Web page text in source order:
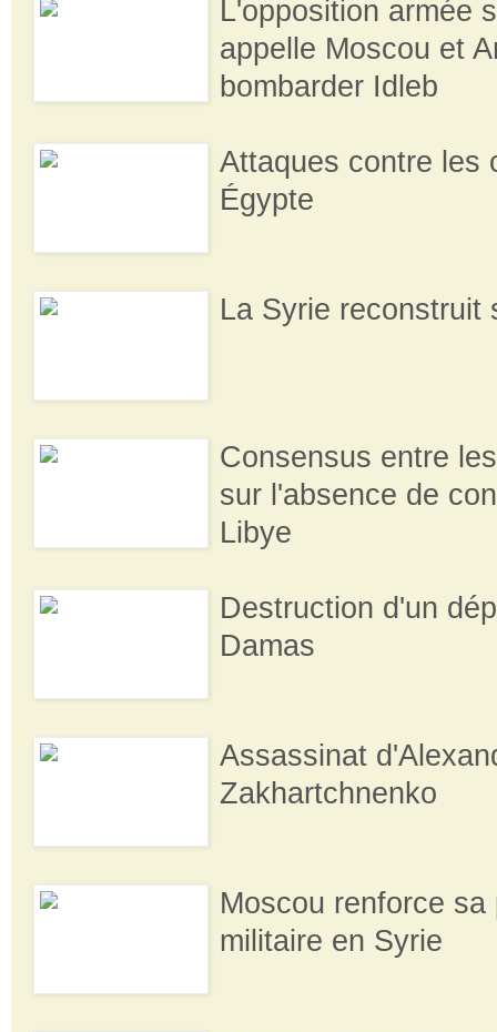
L'opposition armée
appelle Moscou et
bombarder Idleb
Attaques contre les
Égypte
La Syrie reconstruit
Consensus entre
sur l'absence de
Libye
Destruction d'un
Damas
Assassinat
Zakhartchnenko
Moscou renforce sa
militaire en Syrie